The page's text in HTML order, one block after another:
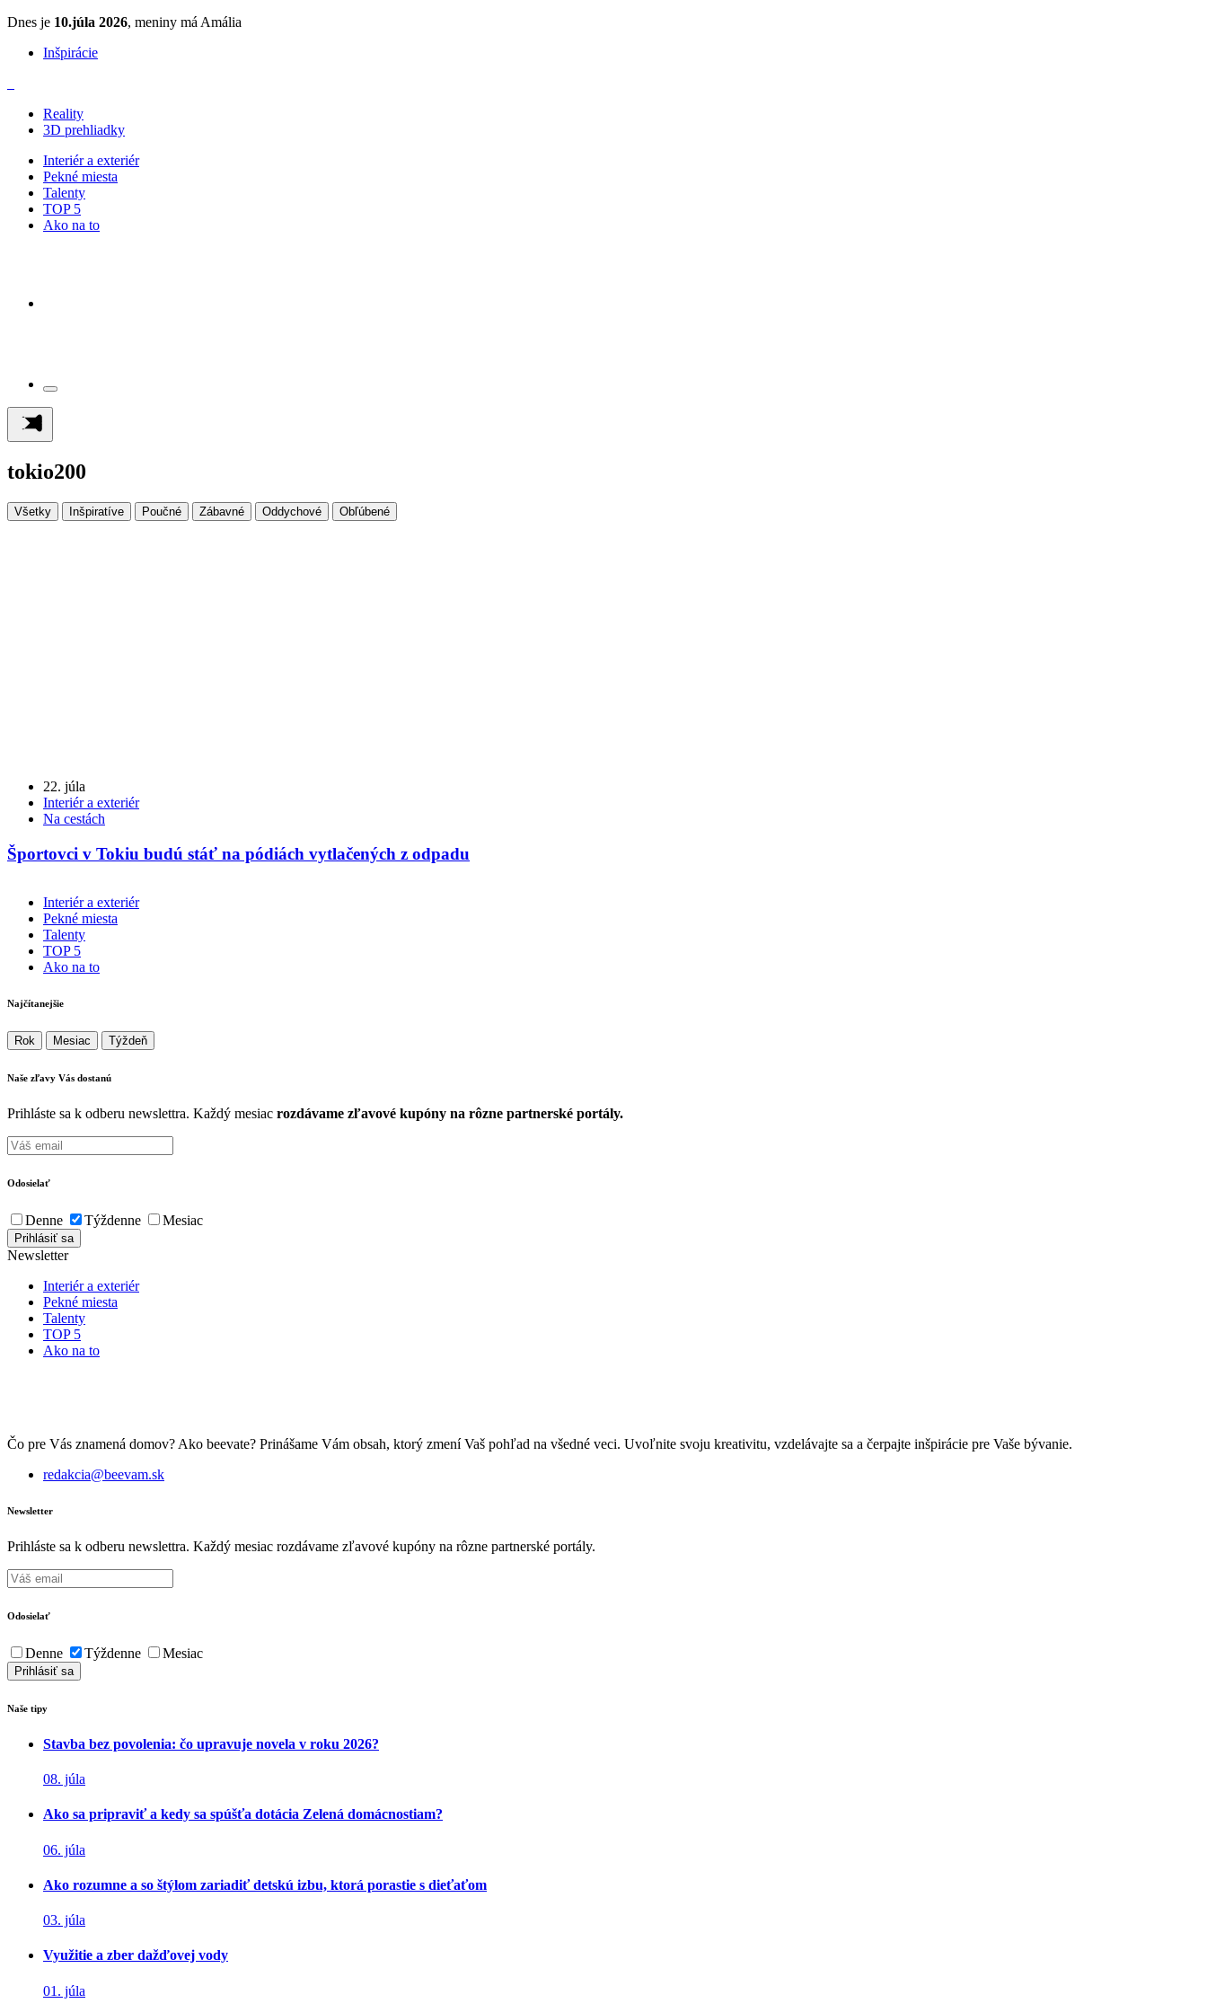
Dnes je 10.júla 2026, meniny má Amália
Inšpirácie
Reality
3D prehliadky
Interiér a exteriér
Pekné miesta
Talenty
TOP 5
Ako na to
tokio200
Všetky Inšpiratíve Poučné Zábavné Oddychové Obľúbené
22. júla
Interiér a exteriér
Na cestách
Športovci v Tokiu budú stáť na pódiách vytlačených z odpadu
Interiér a exteriér
Pekné miesta
Talenty
TOP 5
Ako na to
Najčítanejšie
Rok Mesiac Týždeň
Naše zľavy Vás dostanú
Prihláste sa k odberu newslettra. Každý mesiac rozdávame zľavové kupóny na rôzne partnerské portály.
Odosielať
Denne Týždenne Mesiac
Newsletter
Interiér a exteriér
Pekné miesta
Talenty
TOP 5
Ako na to
Čo pre Vás znamená domov? Ako beevate? Prinášame Vám obsah, ktorý zmení Vaš pohľad na všedné veci. Uvoľnite svoju kreativitu, vzdelávajte sa a čerpajte inšpirácie pre Vaše bývanie.
redakcia@beevam.sk
Newsletter
Prihláste sa k odberu newslettra. Každý mesiac rozdávame zľavové kupóny na rôzne partnerské portály.
Odosielať
Denne Týždenne Mesiac
Naše tipy
Stavba bez povolenia: čo upravuje novela v roku 2026?
08. júla
Ako sa pripraviť a kedy sa spúšťa dotácia Zelená domácnostiam?
06. júla
Ako rozumne a so štýlom zariadiť detskú izbu, ktorá porastie s dieťaťom
03. júla
Využitie a zber dažďovej vody
01. júla